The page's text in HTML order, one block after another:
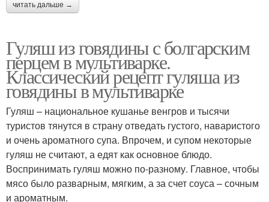
читать дальше →
Гуляш из говядины с болгарским
перцем в мультиварке.
Классический рецепт гуляша из
говядины в мультиварке
Гуляш – национальное кушанье венгров и тысячи
туристов тянутся в страну отведать густого, наваристого
и очень ароматного супа. Впрочем, и супом некоторые
гуляш не считают, а едят как основное блюдо.
Воспринимать гуляш можно по-разному. Главное, чтобы
мясо было разварным, мягким, а за счет соуса – сочным
и ароматным.